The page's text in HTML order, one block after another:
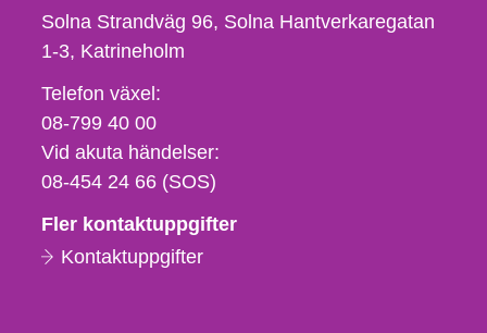
Solna Strandväg 96, Solna Hantverkaregatan
1-3 Katrineholm
Telefon,
fax
och
e-
Telefon växel:
08-799 40 00
Vid akuta händelser:
08-454 24 66 (SOS)
Fler kontaktuppgifter
Kontaktuppgifter